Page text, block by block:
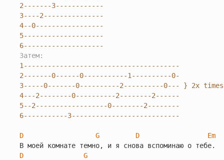
2-------3------------
3----2---------------
4--0-----------------
5--------------------
6--------------------
Затем:
1---------------------------------------
2-------0------0-----------1----------0-
3-----0-------0----------2----------0--- } 2x times
4---2--------0----------2--------2------
5--2------------------0--------2--------
6-----------3---------------------------
D G D
Em
D
G